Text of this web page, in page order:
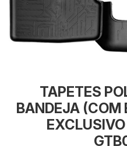
TAPETES
BANDEJA (COM